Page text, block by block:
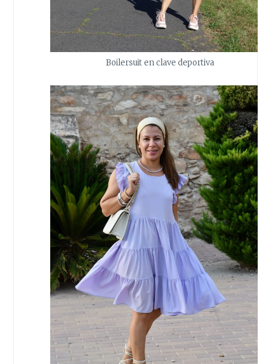
Boilersuit en clave deportiva